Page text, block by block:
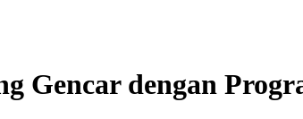
Gencar dengan